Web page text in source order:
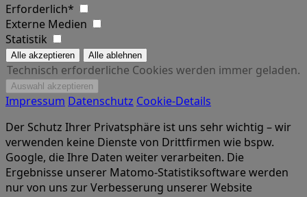
Erforderlich*
Externe Medien
Statistik
Technisch erforderliche Cookies werden immer geladen.
Impressum Datenschutz Cookie-Details
Der Schutz Ihrer Privatsphäre ist uns sehr wichtig – wir
verwenden keine Dienste von Drittfirmen wie bspw.
Google, die Ihre Daten weiter verarbeiten. Die
Ergebnisse unserer Matomo-Statistiksoftware werden
nur von uns zur Verbesserung unserer Website